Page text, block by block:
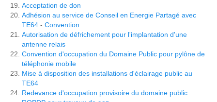
Acceptation de don
Adhésion au service de Conseil en Energie Partagé avec
TE64 - Convention
Autorisation de défrichement pour l'implantation d'une
antenne relais
Convention d'occupation du Domaine Public pour pylône de
téléphonie mobile
Mise à disposition des installations d'éclairage public au
TE64
Redevance d'occupation provisoire du domaine public